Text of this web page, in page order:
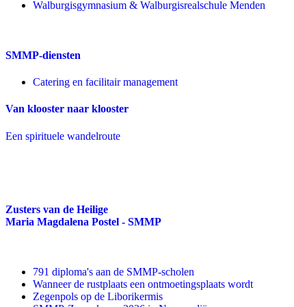
Walburgisgymnasium & Walburgisrealschule Menden
SMMP-diensten
Catering en facilitair management
Van klooster naar klooster
Een spirituele wandelroute
Zusters van de Heilige
Maria Magdalena Postel - SMMP
791 diploma's aan de SMMP-scholen
Wanneer de rustplaats een ontmoetingsplaats wordt
Zegenpols op de Liborikermis